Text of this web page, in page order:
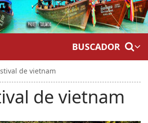
BUSCADOR
de vietnam
de vietnam